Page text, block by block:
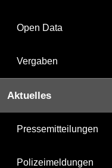
Open Data
Vergaben
Aktuelles
Pressemitteilungen
Polizeimeldungen